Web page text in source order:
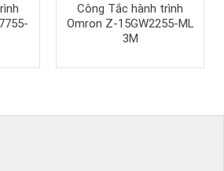
Công Tắc hành trình
Omron Z-15GW2255-ML
3M